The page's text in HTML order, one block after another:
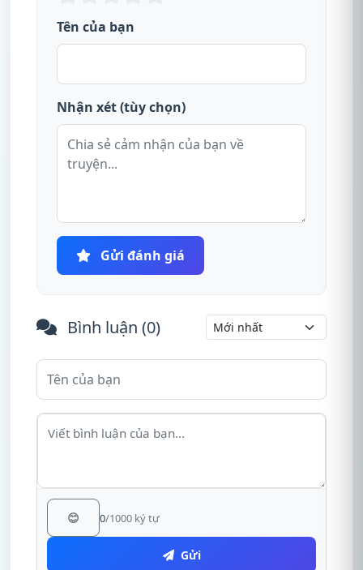
Tên của bạn
Nhận xét (tùy chọn)
Gửi đánh giá
Bình luận (0)
😊 0/1000 ký tự
Gửi